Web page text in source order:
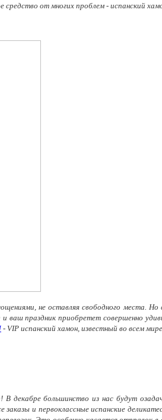
от многих проблем - испанский
не оставляя свободного места.
ваш праздник приобретет совершенно
- VIP испанский хамон, известный во всем
В декабре большинство из нас будут
и первоклассные испанские